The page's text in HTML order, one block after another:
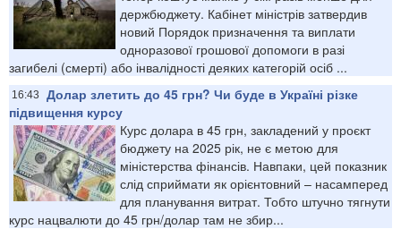
держбюджету. Кабінет міністрів затвердив
новий Порядок призначення та виплати
одноразової грошової допомоги в разі
загибелі (смерті) або інвалідності деяких категорій осіб ...
16:43
Долар злетить до 45 грн? Чи буде в Україні різке
підвищення курсу
Курс долара в 45 грн, закладений у проєкт
бюджету на 2025 рік, не є метою для
міністерства фінансів. Навпаки, цей показник
слід сприймати як орієнтовний – насамперед
для планування витрат. Тобто штучно тягнути
курс нацвалюти до 45 грн/долар там не збир...